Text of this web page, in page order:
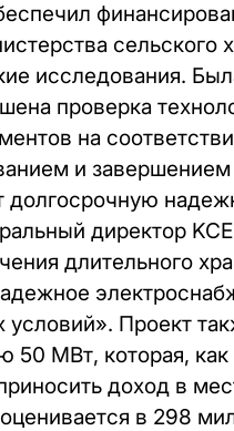
исследования.
проверка
на
и
долгосрочную
директор
длительного
условий». Проект
50 МВт, которая,
доход в
в 298